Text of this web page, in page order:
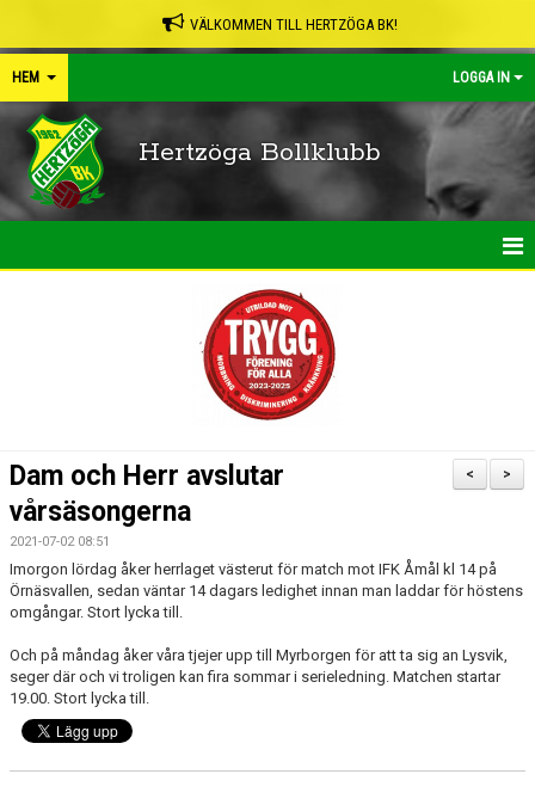
VÄLKOMMEN TILL HERTZÖGA BK!
HEM LOGGA IN
Hertzöga Bollklubb
SHOP
BLI MEDLEM
MATCHER
KONTAKTER & LAG
>
<
Dam och Herr avslutar
vårsäsongerna
2021-07-02 08:51
Imorgon lördag åker herrlaget västerut för match mot IFK Åmål kl 14 på
Örnäsvallen, sedan väntar 14 dagars ledighet innan man laddar för höstens
omgångar. Stort lycka till.
Och på måndag åker våra tjejer upp till Myrborgen för att ta sig an Lysvik,
seger där och vi troligen kan fira sommar i serieledning. Matchen startar
19.00. Stort lycka till.